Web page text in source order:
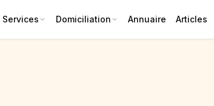
Services Domiciliation Annuaire Articles